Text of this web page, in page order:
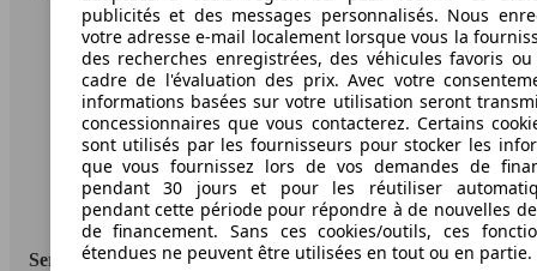
A propos d'AutoScout24
Conditions d'utilisation
Informations légales
Protection des données
Accessibility Statement
Service
publicités et des messages personnalisés. Nous
votre adresse e-mail localement lorsque vous la
des recherches enregistrées, des véhicules favoris
cadre de l'évaluation des prix. Avec votre
informations basées sur votre utilisation seront
concessionnaires que vous contacterez. Certains
sont utilisés par les fournisseurs pour stocker les
que vous fournissez lors de vos demandes de
pendant 30 jours et pour les réutiliser
pendant cette période pour répondre à de nouvelles
de financement. Sans ces cookies/outils, ces
étendues ne peuvent être utilisées en tout ou en partie.